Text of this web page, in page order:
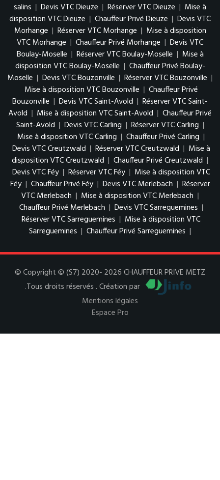
salins | Devis VTC Dieuze | Réserver VTC Dieuze | Mise à
disposition VTC Dieuze | Chauffeur Privé Dieuze | Devis VTC
Morhange | Réserver VTC Morhange | Mise à disposition
VTC Morhange | Chauffeur Privé Morhange | Devis VTC
Boulay-Moselle | Réserver VTC Boulay-Moselle | Mise à
disposition VTC Boulay-Moselle | Chauffeur Privé Boulay-
Moselle | Devis VTC Bouzonville | Réserver VTC Bouzonville |
Mise à disposition VTC Bouzonville | Chauffeur Privé
Bouzonville | Devis VTC Saint-Avold | Réserver VTC Saint-
Avold | Mise à disposition VTC Saint-Avold | Chauffeur Privé
Saint-Avold | Devis VTC Carling | Réserver VTC Carling |
Mise à disposition VTC Carling | Chauffeur Privé Carling |
Devis VTC Creutzwald | Réserver VTC Creutzwald | Mise à
disposition VTC Creutzwald | Chauffeur Privé Creutzwald |
Devis VTC Féy | Réserver VTC Féy | Mise à disposition VTC
Féy | Chauffeur Privé Féy | Devis VTC Merlebach | Réserver
VTC Merlebach | Mise à disposition VTC Merlebach |
Chauffeur Privé Merlebach | Devis VTC Sarreguemines |
Réserver VTC Sarreguemines | Mise à disposition VTC
Sarreguemines | Chauffeur Privé Sarreguemines |
© Copyright © (S7) 2020- 2026 CHAUFFEUR PRIVE METZ
.Tous droits réservés . Création par
Mentions légales
Espace Pro